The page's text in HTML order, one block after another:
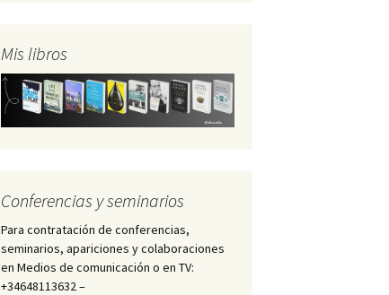
Mis libros
Conferencias y seminarios
Para contratación de conferencias,
seminarios, apariciones y colaboraciones
en Medios de comunicación o en TV:
+34648113632 –